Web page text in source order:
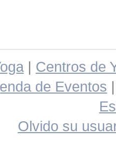
| Centros de
de Eventos
Olvido su